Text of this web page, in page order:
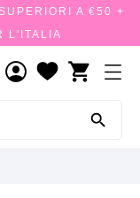
A €50 +
L'ITALIA
shopping_cart
